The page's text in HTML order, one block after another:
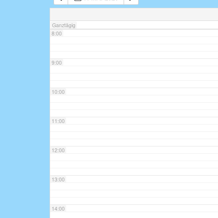
Ganztägig
7:00
8:00
9:00
10:00
11:00
12:00
13:00
14:00